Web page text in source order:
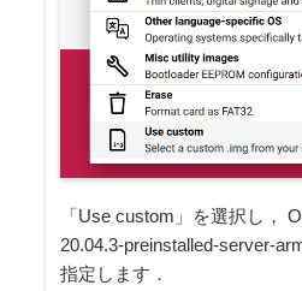
「Use custom」を選択し，
20.04.3-preinstalled-server-
指定します．